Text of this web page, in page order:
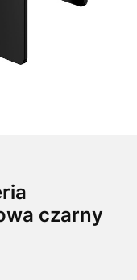
czarny